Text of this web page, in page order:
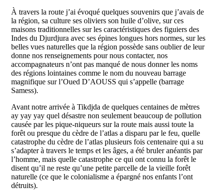
À travers la route j’ai évoqué quelques souvenirs que j’avais de
la région, sa culture ses oliviers son huile d’olive, sur ces
maisons traditionnelles sur les caractéristiques des figuiers des
Indes du Djurdjura avec ses épines longues hors normes, sur les
belles vues naturelles que la région possède sans oublier de leur
donne nos renseignements pour nous contacter, nos
accompagnateurs n’ont pas manqué de nous donner les noms
des régions lointaines comme le nom du nouveau barrage
magnifique sur l’Oued D’AOUSS qui s’appelle (barrage
Samess).
Avant notre arrivée à Tikdjda de quelques centaines de mètres
ay yay yay quel désastre non seulement beaucoup de pollution
causée par les pique-niqueurs sur la route mais aussi toute la
forêt ou presque du cèdre de l’atlas a disparu par le feu, quelle
catastrophe du cèdre de l’atlas plusieurs fois centenaire qui a su
s’adapter à travers le temps et les âges, a été bruler anéantis par
l’homme, mais quelle catastrophe ce qui ont connu la forêt le
disent qu’il ne reste qu’une petite parcelle de la vieille forêt
naturelle (ce que le colonialisme a épargné nos enfants l’ont
détruits).